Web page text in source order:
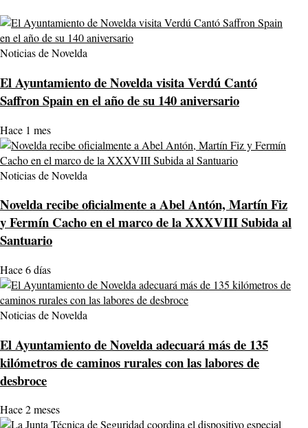
Noticias de Novelda
El Ayuntamiento de Novelda visita Verdú Cantó
Saffron Spain en el año de su 140 aniversario
Hace 1 mes
Noticias de Novelda
Novelda recibe oficialmente a Abel Antón, Martín Fiz
y Fermín Cacho en el marco de la XXXVIII Subida al
Santuario
Hace 6 días
Noticias de Novelda
El Ayuntamiento de Novelda adecuará más de 135
kilómetros de caminos rurales con las labores de
desbroce
Hace 2 meses